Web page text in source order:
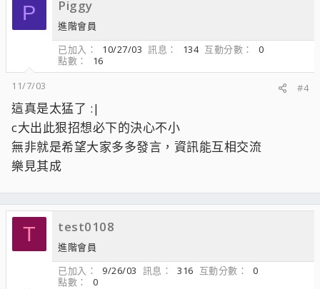
P Piggy
進階會員
已加入
10/27/03 訊息 134 互動分數
0
點數
16
11/7/03
#4
這真是太猛了 :|
c大出此狠招想必下的決心不小
無非就是希望大家多多發言，資訊能互相交流
樂見其成
T test0108
進階會員
已加入
9/26/03 訊息 316 互動分數
0
點數
0